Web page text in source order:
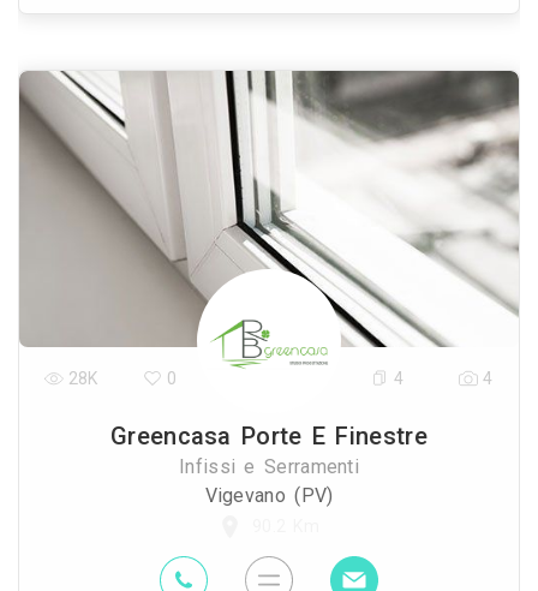
Greencasa Porte E Finestre
Infissi e Serramenti
Vigevano (PV)
28K 0 4 4